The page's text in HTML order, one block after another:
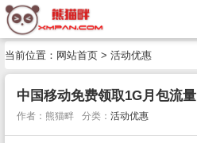
当前位置： 网站首页 > 活动优惠
中国移动免费领取1G月包流量
作者：熊猫畔 分类： 活动优惠